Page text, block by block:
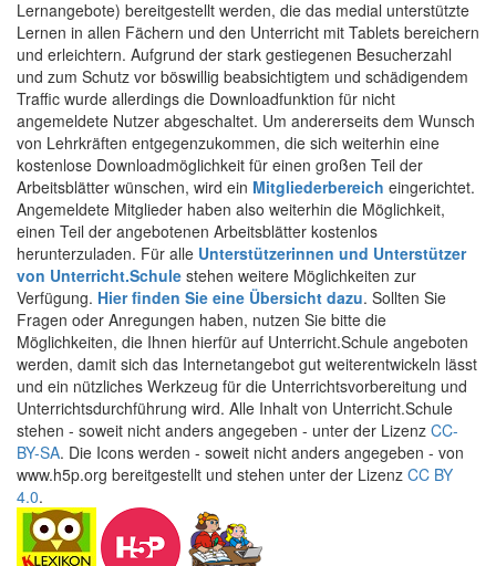
Lernangebote) bereitgestellt werden, die das medial unterstützte
Lernen in allen Fächern und den Unterricht mit Tablets bereichern
und erleichtern. Aufgrund der stark gestiegenen Besucherzahl
und zum Schutz vor böswillig beabsichtigtem und schädigendem
Traffic wurde allerdings die Downloadfunktion für nicht
angemeldete Nutzer abgeschaltet. Um andererseits dem Wunsch
von Lehrkräften entgegenzukommen, die sich weiterhin eine
kostenlose Downloadmöglichkeit für einen großen Teil der
Arbeitsblätter wünschen, wird ein Mitgliederbereich eingerichtet.
Angemeldete Mitglieder haben also weiterhin die Möglichkeit,
einen Teil der angebotenen Arbeitsblätter kostenlos
herunterzuladen. Für alle Unterstützerinnen und Unterstützer
von Unterricht.Schule stehen weitere Möglichkeiten zur
Verfügung. Hier finden Sie eine Übersicht dazu. Sollten Sie
Fragen oder Anregungen haben, nutzen Sie bitte die
Möglichkeiten, die Ihnen hierfür auf Unterricht.Schule angeboten
werden, damit sich das Internetangebot gut weiterentwickeln lässt
und ein nützliches Werkzeug für die Unterrichtsvorbereitung und
Unterrichtsdurchführung wird. Alle Inhalt von Unterricht.Schule
stehen - soweit nicht anders angegeben - unter der Lizenz CC-
BY-SA. Die Icons werden - soweit nicht anders angegeben - von
www.h5p.org bereitgestellt und stehen unter der Lizenz CC BY
4.0.